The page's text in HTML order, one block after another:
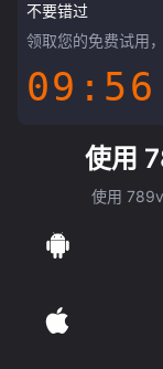
不要错过
领取您的免费试用
09:55
使用
使用